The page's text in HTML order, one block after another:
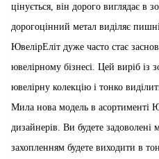
цінується, він дорого виглядає в
дорогоцінний метал виділяє
ЮвелірЕліт дуже часто стає
ювелірному бізнесі. Цей виріб із
ювелірну колекцію і тонко
Мила нова модель в асортименті
дизайнерів. Ви будете
захопленням будете виходити в